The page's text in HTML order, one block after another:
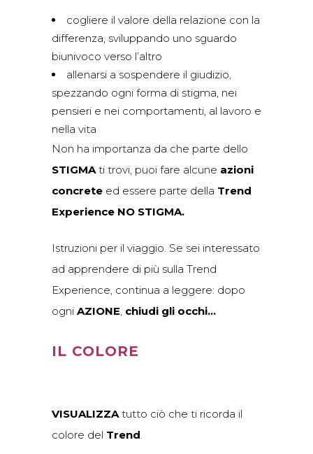
cogliere il valore della relazione con la
differenza, sviluppando uno sguardo
biunivoco verso l’altro
allenarsi a sospendere il giudizio,
spezzando ogni forma di stigma, nei
pensieri e nei comportamenti, al lavoro e
nella vita
Non ha importanza da che parte dello
STIGMAti trovi, puoi fare alcune azioni
concrete ed essere parte della Trend
Experience NO STIGMA.
Istruzioni per il viaggio. Se sei interessato
ad apprendere di più sulla Trend
Experience, continua a leggere: dopo
ogni AZIONE, chiudi gli occhi…
IL COLORE
VISUALIZZAtutto ciò che ti ricorda il
colore del Trend.